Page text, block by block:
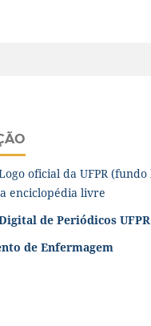
de Periódicos UFPR
de Enfermagem